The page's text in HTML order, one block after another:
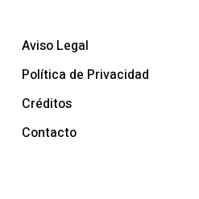
Aviso Legal
Política de Privacidad
Créditos
Contacto